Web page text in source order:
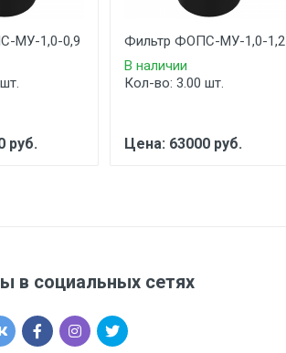
МУ-1,0-0,9
руб.
Фильтр ФОПС-МУ-1,0-1,2
В наличии
Кол-во: 3.00 шт.
Цена: 63000 руб.
в социальных сетях